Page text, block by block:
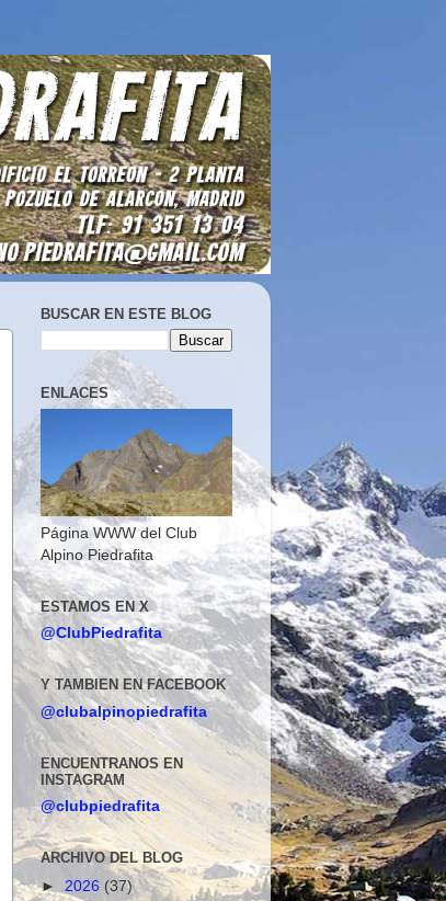
BUSCAR EN ESTE BLOG
ENLACES
Página WWW del Club
Alpino Piedrafita
ESTAMOS EN X
@ClubPiedrafita
Y TAMBIEN EN FACEBOOK
@clubalpinopiedrafita
ENCUENTRANOS EN
INSTAGRAM
@clubpiedrafita
ARCHIVO DEL BLOG
► 2026 (37)